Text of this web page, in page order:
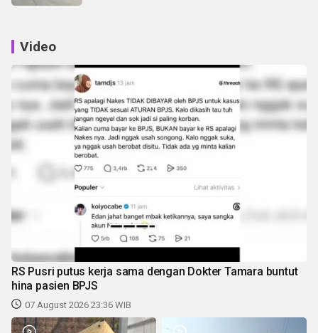
Video
RS Pusri putus kerja sama dengan Dokter Tamara buntut
hina pasien BPJS
07 August 2026 23:36 WIB